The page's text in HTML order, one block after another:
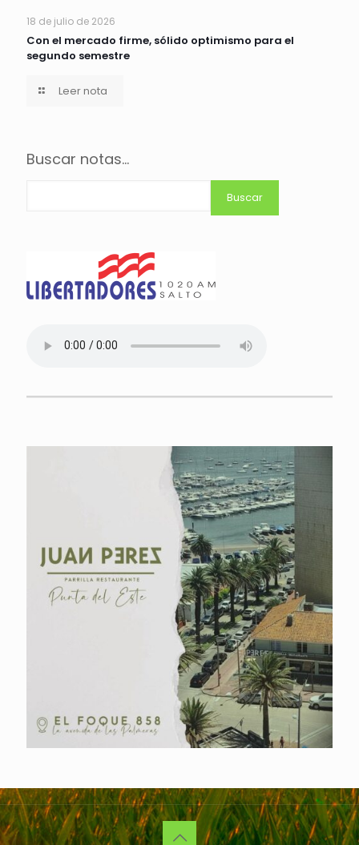
18 de julio de 2026
Con el mercado firme, sólido optimismo para el
segundo semestre
Leer nota
Buscar notas...
Buscar